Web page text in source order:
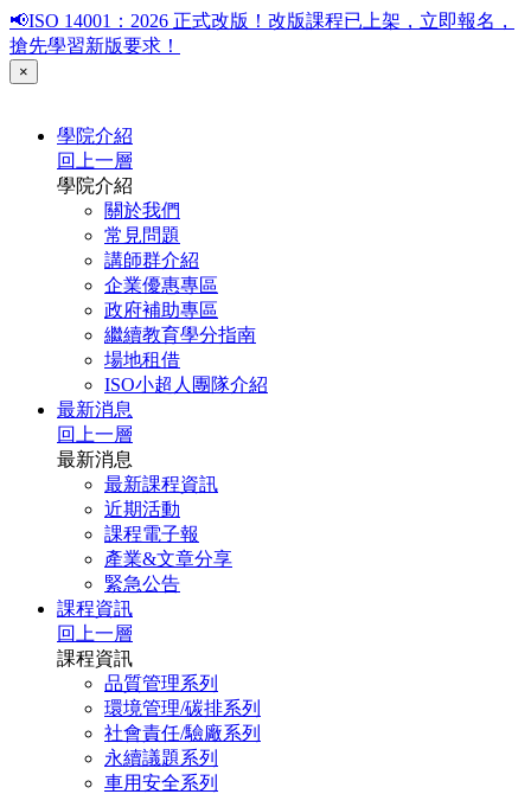
📢ISO 14001：2026 正式改版！改版課程已上架，立即報名，
搶先學習新版要求！
×
學院介紹
回上一層
學院介紹
關於我們
常見問題
講師群介紹
企業優惠專區
政府補助專區
繼續教育學分指南
場地租借
ISO小超人團隊介紹
最新消息
回上一層
最新消息
最新課程資訊
近期活動
課程電子報
產業&文章分享
緊急公告
課程資訊
回上一層
課程資訊
品質管理系列
環境管理/碳排系列
社會責任/驗廠系列
永續議題系列
車用安全系列